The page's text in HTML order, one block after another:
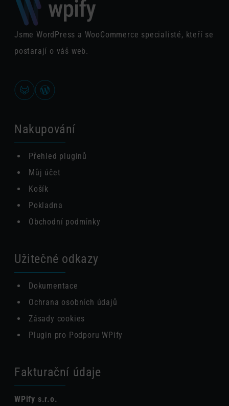
Jsme WordPress a WooCommerce specialisté, kteří se
postarají o váš web.
Nakupování
Přehled pluginů
Můj účet
Košík
Pokladna
Obchodní podmínky
Užitečné odkazy
Dokumentace
Ochrana osobních údajů
Zásady cookies
Plugin pro Podporu WPify
Fakturační údaje
WPify s.r.o.